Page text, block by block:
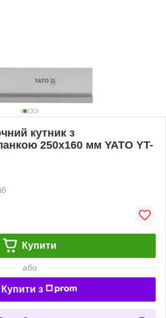
кутник з
250x160 мм YATO YT-
Купити
або
Купити з